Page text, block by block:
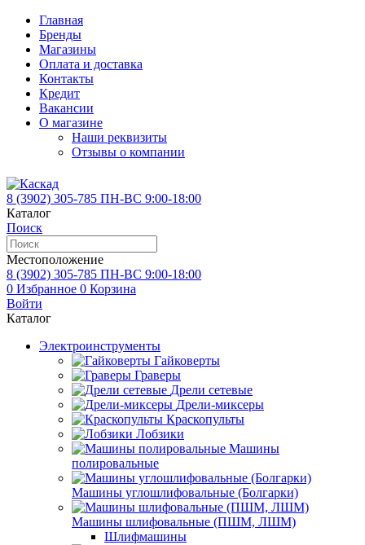
Главная
Бренды
Магазины
Оплата и доставка
Контакты
Кредит
Вакансии
О магазине
Наши реквизиты
Отзывы о компании
8 (3902) 305-785 ПН-ВС 9:00-18:00
Каталог
Поиск
Местоположение
8 (3902) 305-785 ПН-ВС 9:00-18:00
0 Избранное 0 Корзина
Войти
Каталог
Электроинструменты
Гайковерты
Граверы
Дрели сетевые
Дрели-миксеры
Краскопульты
Лобзики
Машины
полировальные
Машины углошлифовальные (Болгарки)
Машины шлифовальные (ПШМ, ЛШМ)
Шлифмашины